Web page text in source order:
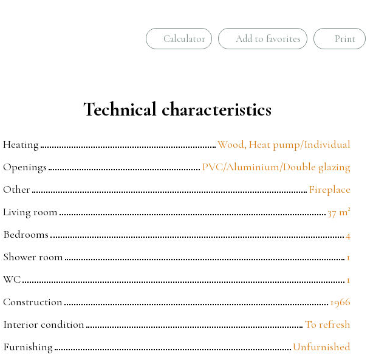
Calculator Add to favorites Print
Technical characteristics
Heating
Wood, Heat pump/Individual
Openings
PVC/Aluminium/Double glazing
Other
Fireplace
Living room
37 m²
Bedrooms
4
Shower room
1
WC
1
Construction
1966
Interior condition
To refresh
Furnishing
Unfurnished